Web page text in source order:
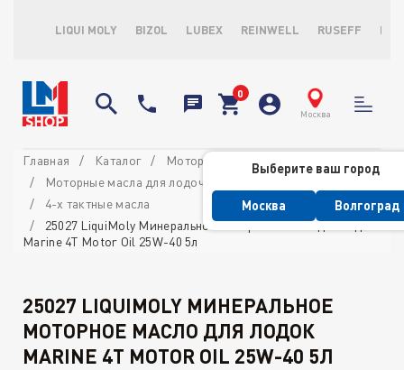
LIQUI MOLY BIZOL LUBEX REINWELL RUSEFF
Москва
Выберите ваш город
Москва Волгоград
Главная Каталог
Моторные масла
Моторные масла для лодочных моторов
4-х тактные масла
25027 LiquiMoly Минеральное моторное масло для лодок
Marine 4T Motor Oil 25W-40 5л
25027 LIQUIMOLY МИНЕРАЛЬНОЕ
МОТОРНОЕ МАСЛО ДЛЯ ЛОДОК
MARINE 4T MOTOR OIL 25W-40 5Л